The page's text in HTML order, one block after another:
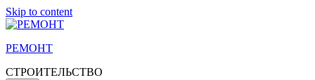
Skip to content
РЕМОНТ
СТРОИТЕЛЬСТВО